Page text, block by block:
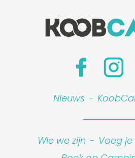
Nieuws -
Wie we zijn - Voeg